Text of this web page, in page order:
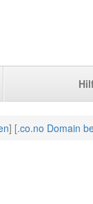
] [.co.no Domain